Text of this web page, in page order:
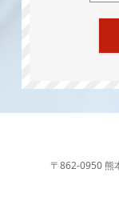
〒862-0950 熊